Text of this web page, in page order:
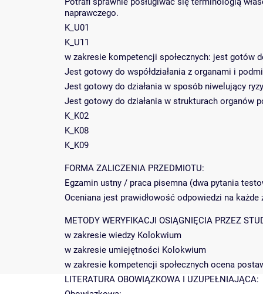
naprawczego.
K_U01
K_U11
w zakresie kompetencji społecznych: jest gotów
Jest gotowy do współdziałania z organami i
Jest gotowy do działania w sposób niwelujący
Jest gotowy do działania w strukturach organów
K_K02
K_K08
K_K09
FORMA ZALICZENIA PRZEDMIOTU:
Egzamin ustny / praca pisemna (dwa pytania
Oceniana jest prawidłowość odpowiedzi na każde
METODY WERYFIKACJI OSIĄGNIĘCIA PRZEZ
w zakresie wiedzy Kolokwium
w zakresie umiejętności Kolokwium
w zakresie kompetencji społecznych ocena
LITERATURA OBOWIĄZKOWA I UZUPEŁNIAJĄCA: